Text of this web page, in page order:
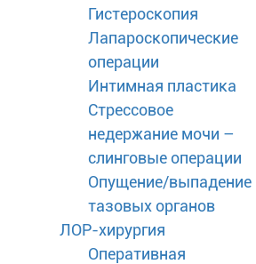
Гистероскопия
Лапароскопические
операции
Интимная пластика
Стрессовое
недержание мочи –
слинговые операции
Опущение/выпадение
тазовых органов
ЛОР-хирургия
Оперативная